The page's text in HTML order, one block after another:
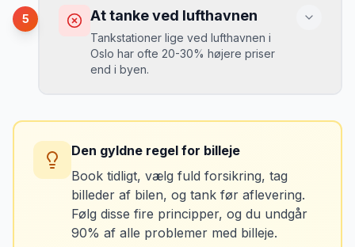
Du kan blive opkrævet for skader, der
var der før du fik bilen.
Løsning
brændstofmåleren.
MJ
Mikkels erfaring Oktober 2024
“Jeg fotograferer altid bilen fra alle
vinkler ved afhentning. Det har reddet
5 At tanke ved lufthavnen
Tankstationer lige ved lufthavnen i
Oslo har ofte 20-30% højere priser
end i byen.
sidste tankning.
Tank bilen op et par kilometer fra
lufthavnen dagen før aflevering. Priserne
Den gyldne regel for billeje
Book tidligt, vælg fuld forsikring, tag
billeder af bilen, og tank før aflevering.
Følg disse fire principper, og du undgår
90% af alle problemer med billeje.